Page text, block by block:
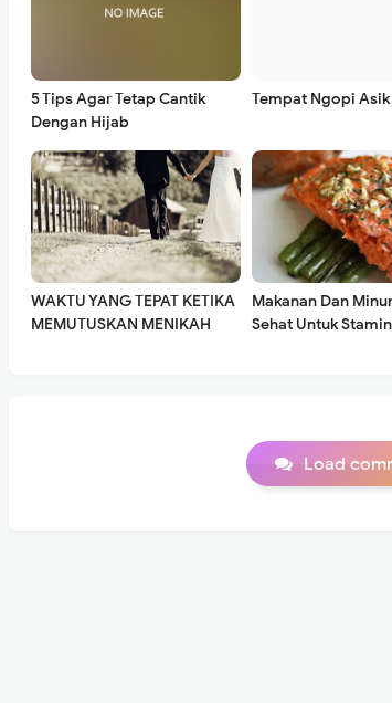
5 Tips Agar Tetap Cantik
Dengan Hijab
Tempat Ngopi
WAKTU YANG TEPAT KETIKA
MEMUTUSKAN MENIKAH
Makanan Dan
Sehat Untuk
Load